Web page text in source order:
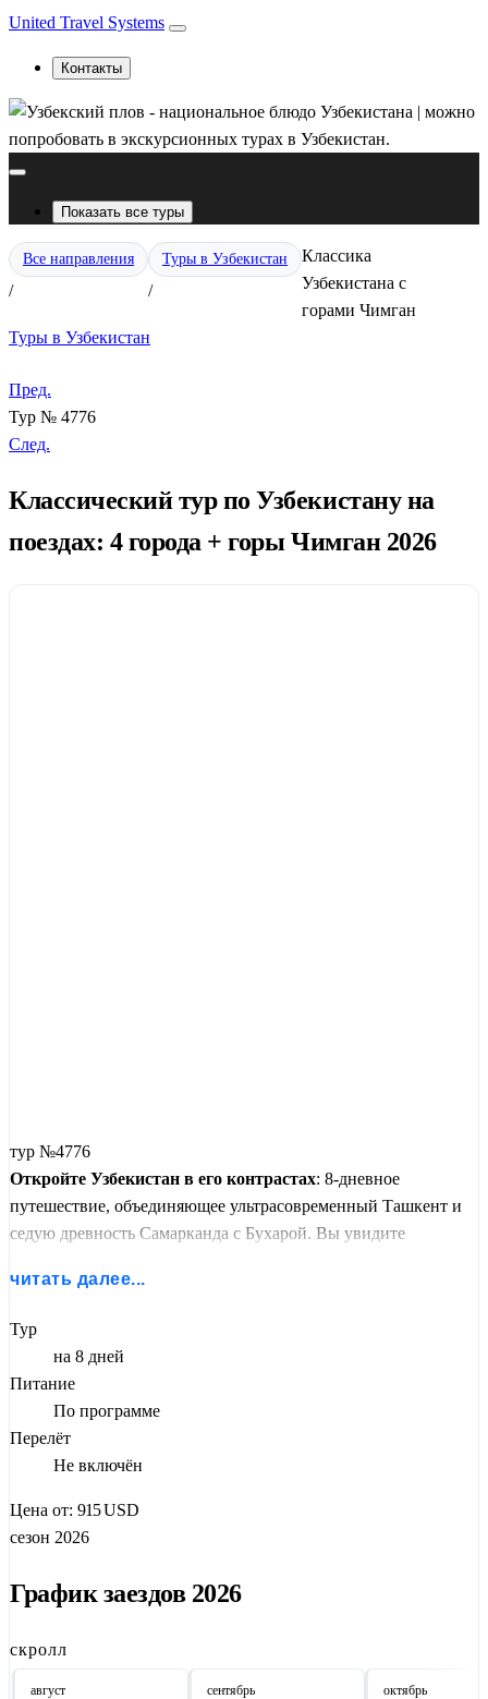
United Travel Systems
Контакты
Показать все туры
Все направления
/
Туры в Узбекистан
/
Классика
Узбекистана с
горами Чимган
Туры в Узбекистан
Пред.
Тур № 4776
След.
Классический тур по Узбекистану на
поездах: 4 города + горы Чимган 2026
тур №4776
Откройте Узбекистан в его контрастах: 8-дневное
путешествие, объединяющее ультрасовременный Ташкент и
седую древность Самарканда с Бухарой. Вы увидите
подниметесь вгоры Чимган
Регистан
городами — комфортные переезды на скоростных поездах.
махалли и восточные базары создают неповторимую
атмосферу.
читать далее...
Тур
на 8 дней
Питание
По программе
Перелёт
Не включён
Цена от: 915USD
сезон 2026
График заездов 2026
скролл
август сентябрь октябрь